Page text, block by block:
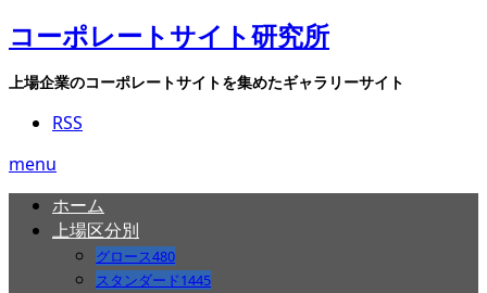
コーポレートサイト研究所
上場企業のコーポレートサイトを集めたギャラリーサイト
RSS
menu
ホーム
上場区分別
グロース480
スタンダード1445